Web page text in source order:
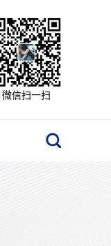
微信扫一扫